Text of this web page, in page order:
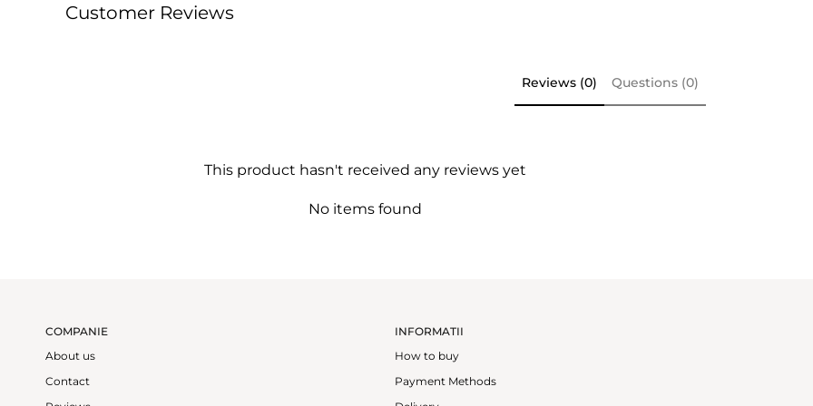
Customer Reviews
Reviews (0) Questions (0)
This product hasn't received any reviews yet
No items found
COMPANIE
About us
Contact
INFORMATII
How to buy
Payment Methods